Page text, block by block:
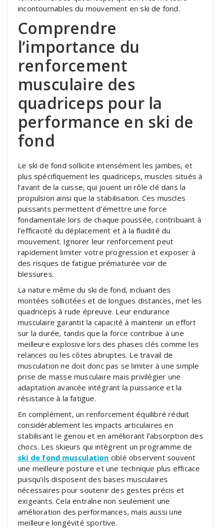
incontournables du mouvement en ski de fond.
Comprendre
l’importance du
renforcement
musculaire des
quadriceps pour la
performance en ski de
fond
Le ski de fond sollicite intensément les jambes, et
plus spécifiquement les quadriceps, muscles situés à
l’avant de la cuisse, qui jouent un rôle clé dans la
propulsion ainsi que la stabilisation. Ces muscles
puissants permettent d’émettre une force
fondamentale lors de chaque poussée, contribuant à
l’efficacité du déplacement et à la fluidité du
mouvement. Ignorer leur renforcement peut
rapidement limiter votre progression et exposer à
des risques de fatigue prématurée voir de
blessures.
La nature même du ski de fond, incluant des
montées sollicitées et de longues distances, met les
quadriceps à rude épreuve. Leur endurance
musculaire garantit la capacité à maintenir un effort
sur la durée, tandis que la force contribue à une
meilleure explosive lors des phases clés comme les
relances ou les côtes abruptes. Le travail de
musculation ne doit donc pas se limiter à une simple
prise de masse musculaire mais privilégier une
adaptation avancée intégrant la puissance et la
résistance à la fatigue.
En complément, un renforcement équilibré réduit
considérablement les impacts articulaires en
stabilisant le genou et en améliorant l’absorption des
chocs. Les skieurs qui intègrent un programme de
ski de fond musculation ciblé observent souvent
une meilleure posture et une technique plus efficace
puisqu’ils disposent des bases musculaires
nécessaires pour soutenir des gestes précis et
exigeants. Cela entraîne non seulement une
amélioration des performances, mais aussi une
meilleure longévité sportive.